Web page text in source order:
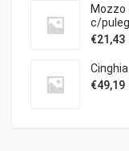
Mozzo
c/
€21,43
€49,19